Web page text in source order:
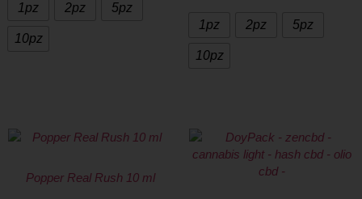
1pz 2pz 5pz
10pz
1pz 2pz 5pz
10pz
Popper Real Rush 10 ml